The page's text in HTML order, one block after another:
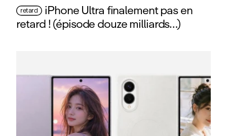
retard iPhone Ultra finalement pas en
retard ! (épisode douze milliards…)